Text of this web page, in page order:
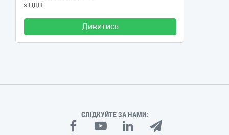
з ПДВ
Дивитись
СЛІДКУЙТЕ ЗА НАМИ: